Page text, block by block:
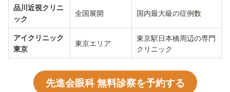
品川近視クリニ
ック
全国展開 国内最大級の症例数
アイクリニック
東京
東京エリア
東京駅日本橋周辺の専門
クリニック
先進会眼科 無料診察を予約する